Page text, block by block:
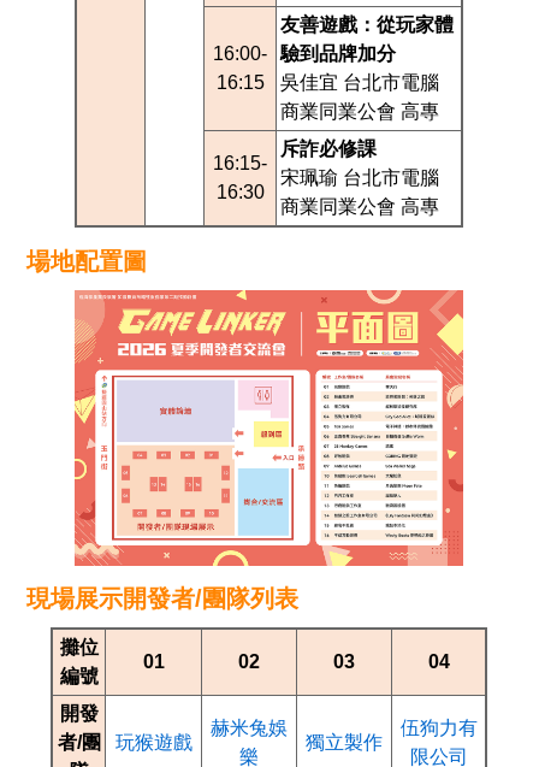
16:00-
16:15
友善遊戲：從玩家體
驗到品牌加分
吳佳宜 台北市電腦
商業同業公會 高專
16:15-
16:30
斥詐必修課
宋珮瑜 台北市電腦
商業同業公會 高專
場地配置圖
現場展示開發者/團隊列表
攤位
編號
01 02 03 04
開發
者/團
玩猴遊戲
赫米兔娛
樂
獨立製作
伍狗力有
限公司